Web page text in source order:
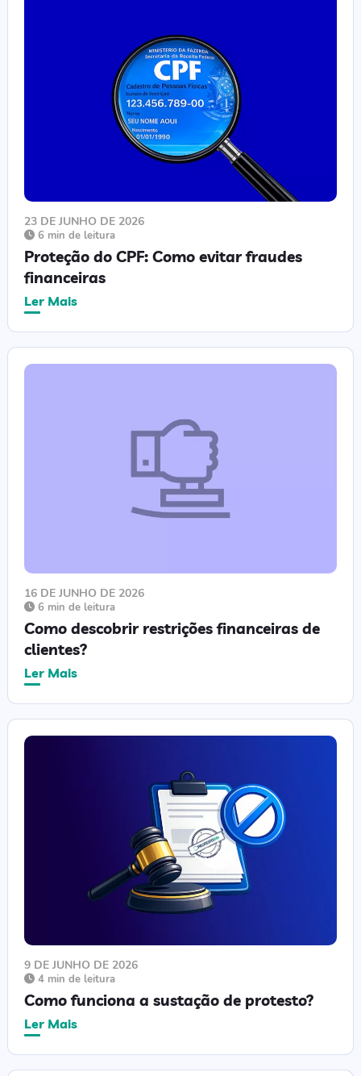
23 DE JUNHO DE 2026
6 min de leitura
Proteção do CPF: Como evitar fraudes
financeiras
Ler Mais
16 DE JUNHO DE 2026
6 min de leitura
Como descobrir restrições financeiras de
clientes?
Ler Mais
9 DE JUNHO DE 2026
4 min de leitura
Como funciona a sustação de protesto?
Ler Mais